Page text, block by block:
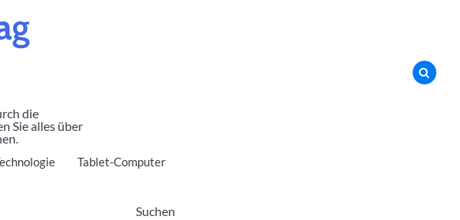
die
Sie alles über
Tablet-Computer
Suchen